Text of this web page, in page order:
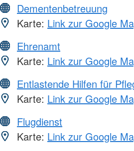
Dementenbetreuung
Karte: Link zur Google
Ehrenamt
Karte: Link zur Google
Entlastende Hilfen für
Karte: Link zur Google
Flugdienst
Karte: Link zur Google